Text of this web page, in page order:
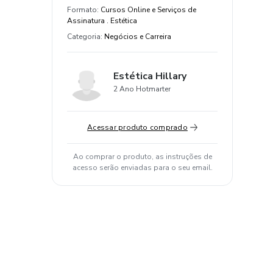
Formato: Cursos Online e Serviços de
Assinatura . Estética
Categoria: Negócios e Carreira
Estética Hillary
2 Ano Hotmarter
Acessar produto comprado
Ao comprar o produto, as instruções de
acesso serão enviadas para o seu email.